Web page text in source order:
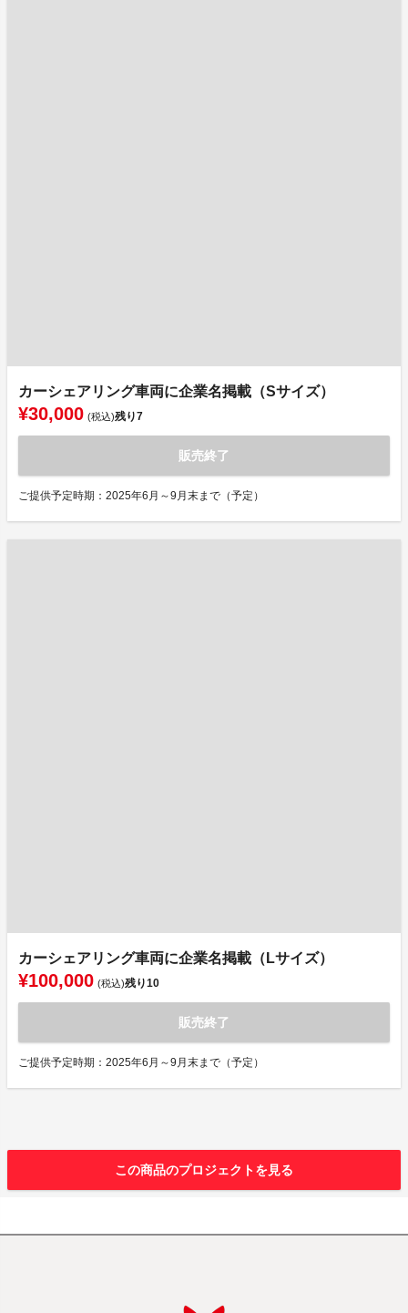
カーシェアリング車両に企業名掲載（Sサイズ）
¥30,000 (税込)残り7
販売終了
ご提供予定時期：2025年6月～9月末まで（予定）
カーシェアリング車両に企業名掲載（Lサイズ）
¥100,000 (税込)残り10
販売終了
ご提供予定時期：2025年6月～9月末まで（予定）
この商品のプロジェクトを見る